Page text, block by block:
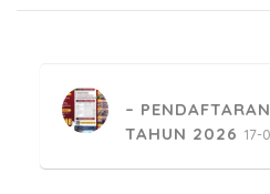
PESANTREN
MENGAJI SMKN